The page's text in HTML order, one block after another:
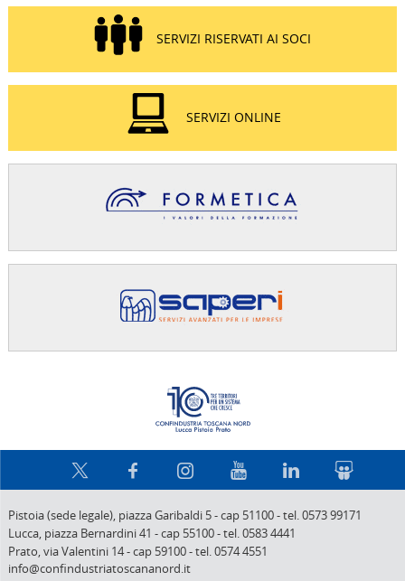
SERVIZI RISERVATI AI SOCI
SERVIZI ONLINE
Pistoia (sede legale), piazza Garibaldi 5-cap 51100-tel. 0573 99171
Lucca, piazza Bernardini 41 -cap 55100-tel. 0583 4441
Prato,via Valentini 14-cap 59100-tel. 0574 4551
info@confindustriatoscananord.it